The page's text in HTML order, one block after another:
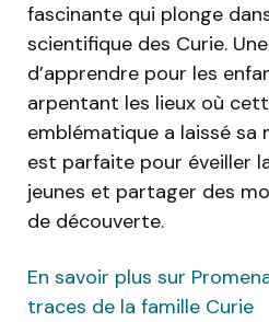
fascinante qui plonge
scientifique des Curie.
d’apprendre pour les
arpentant les lieux où
emblématique a laissé
est parfaite pour éveiller
jeunes et partager des
de découverte.
En savoir plus sur
traces de la famille Curie